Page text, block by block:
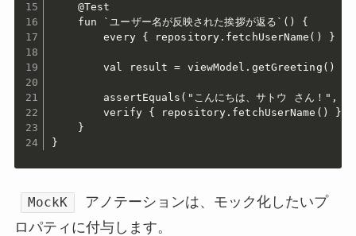
    @Test
    fun `ユーザー名が反映された挨拶が返る`() {
every { repository.fetchUserName() }
        val result = viewModel.getGreeting()
assertEquals("こんにちは、サトウ さん！",
        verify { repository.fetchUserName() }
    }
}
MockK
アノテーションは、モック化したいプ
ロパティに付与します。